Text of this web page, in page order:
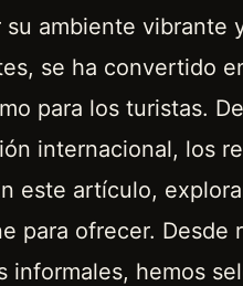
ambiente vibrante
se ha convertido
para los turistas.
internacional, los
este artículo,
para ofrecer. Desde
informales, hemos